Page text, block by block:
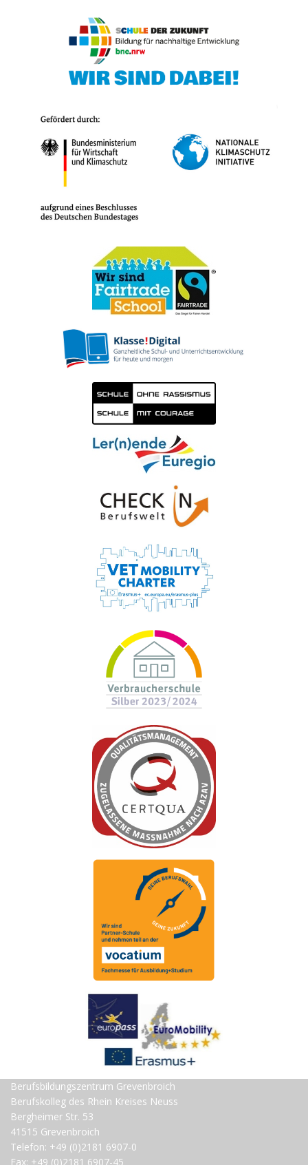
Berufsbildungszentrum Grevenbroich
Berufskolleg des Rhein Kreises Neuss
Bergheimer Str. 53
41515 Grevenbroich
Telefon: +49 (0)2181 6907-0
Fax: +49 (0)2181 6907-45